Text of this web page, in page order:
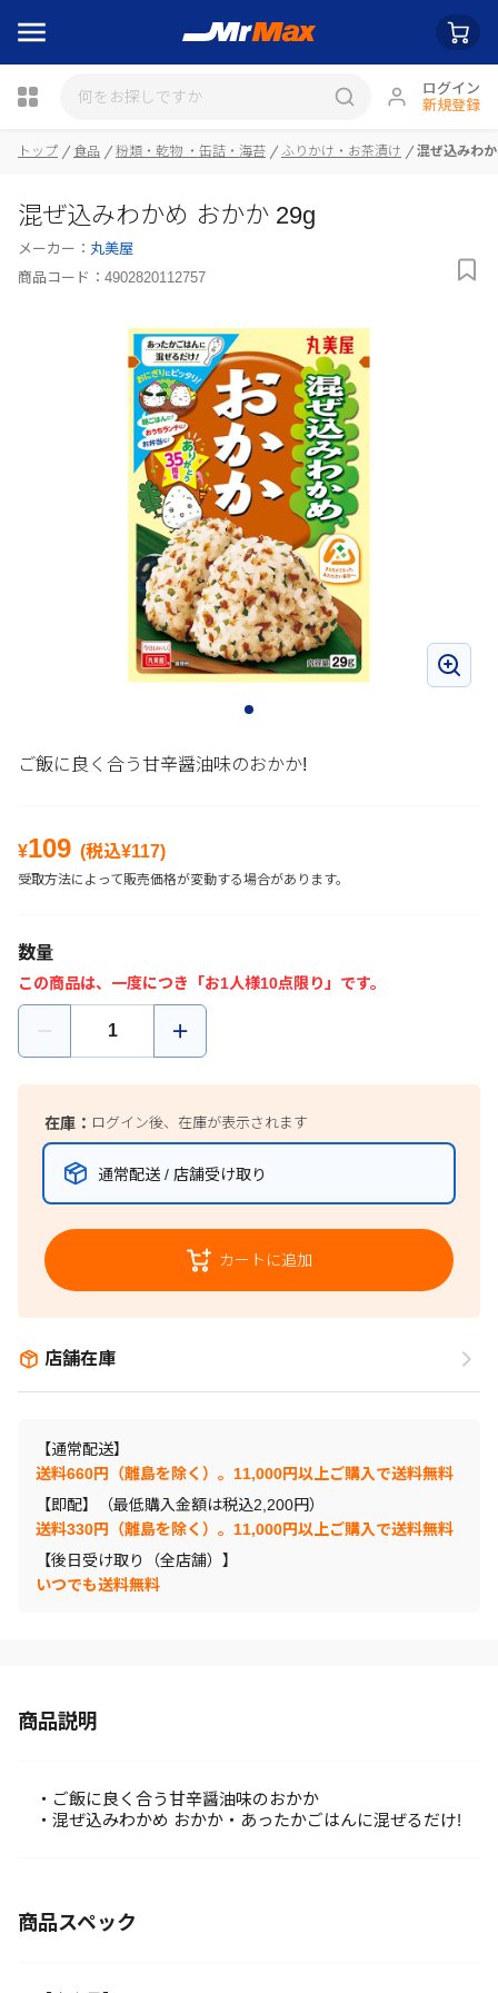
ログイン
新規登録
トップ 食品 粉類・乾物 ・缶詰・海苔 ふりかけ・お茶漬け 混ぜ込みわ
混ぜ込みわかめ おかか 29g
メーカー： 丸美屋
商品コード： 4902820112757
ご飯に良く合う甘辛醤油味のおかか!
¥109 (税込¥117)
受取方法によって販売価格が変動する場合があります。
数量
この商品は、一度につき「お1人様10点限り」です。
在庫： ログイン後、在庫が表示されます
通常配送 / 店舗受け取り
カートに追加
店舗在庫
【通常配送】
送料660円（離島を除く）。11,000円以上ご購入で送料無料
【即配】（最低購入金額は税込2,200円）
送料330円（離島を除く）。11,000円以上ご購入で送料無料
【後日受け取り（全店舗）】
いつでも送料無料
商品説明
・ご飯に良く合う甘辛醤油味のおかか
・混ぜ込みわかめ おかか・あったかごはんに混ぜるだけ!
商品スペック